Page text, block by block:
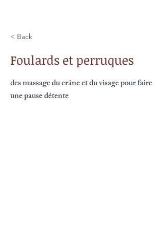
< Back
Foulards et perruques
des massage du crâne et du visage pour faire
une pause détente